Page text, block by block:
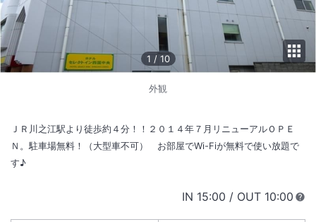
1 / 10
外観
ＪＲ川之江駅より徒歩約４分！！２０１４年７月リニューアルＯＰＥ
Ｎ。駐車場無料！（大型車不可） お部屋でWi-Fiが無料で使い放題で
す♪
IN チェックイン
15:00 / OUT チェック
10:00